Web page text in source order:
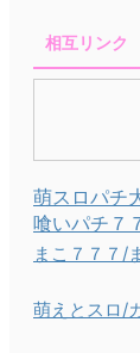
相互リンク
萌スロパチ
喰いパチ７
まこ７７７/
萌えとスロ/